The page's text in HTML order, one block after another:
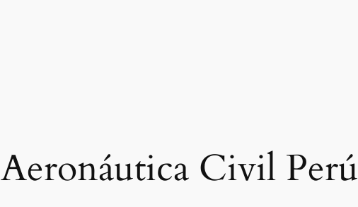
Aeronáutica Civil Perú